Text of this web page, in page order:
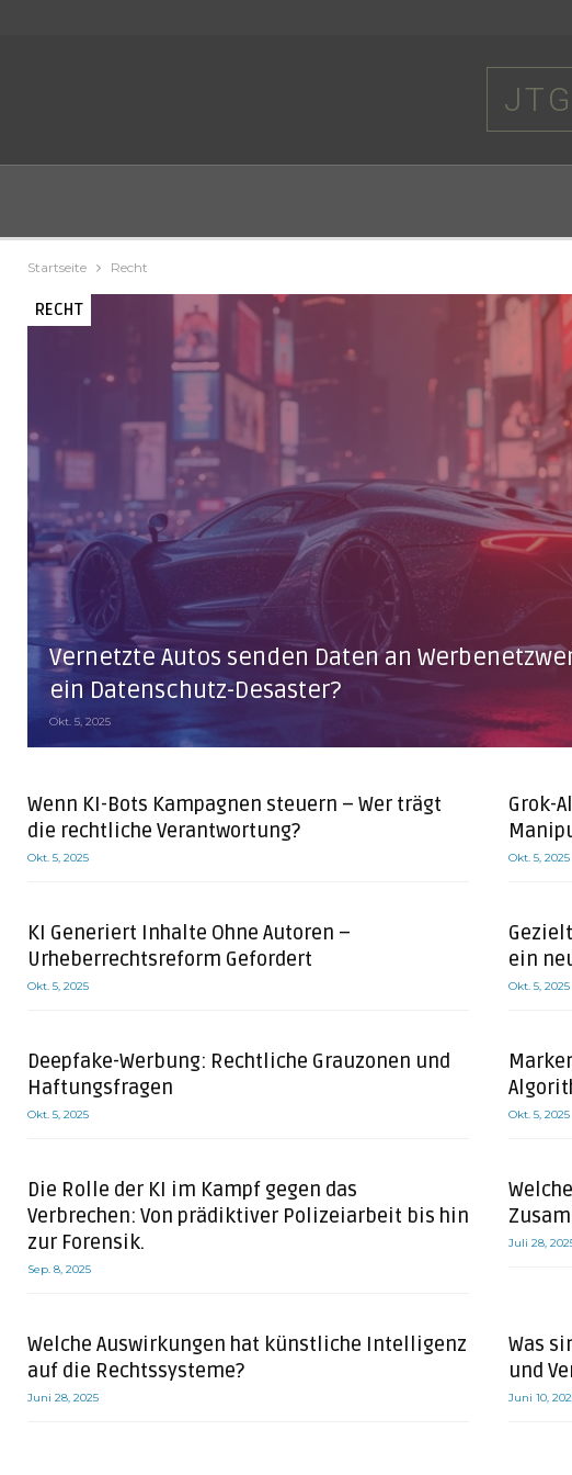
Startseite Recht
RECHT
Vernetzte Autos senden Daten an
ein Datenschutz-Desaster?
Okt. 5, 2025
Wenn KI-Bots Kampagnen steuern – Wer trägt
die rechtliche Verantwortung?
Okt. 5, 2025
Grok-
Okt. 5, 2025
KI Generiert Inhalte Ohne Autoren –
Urheberrechtsreform Gefordert
Okt. 5, 2025
ein
Okt. 5, 2025
Deepfake-Werbung: Rechtliche Grauzonen und
Haftungsfragen
Okt. 5, 2025 Okt. 5, 2025
Die Rolle der KI im Kampf gegen das
Verbrechen: Von prädiktiver Polizeiarbeit bis hin
zur Forensik.
Sep. 8, 2025
Juli 28,
Welche Auswirkungen hat künstliche Intelligenz
auf die Rechtssysteme?
Juni 28, 2025
Was
und
Juni 10,